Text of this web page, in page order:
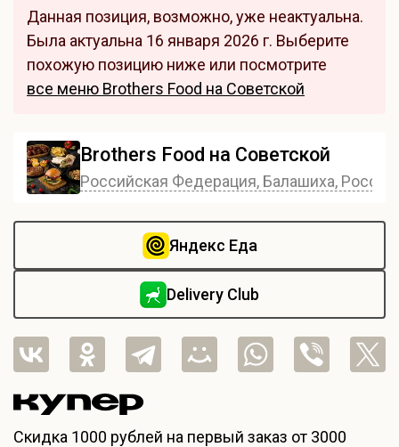
Данная позиция, возможно, уже неактуальна.
Была актуальна 16 января 2026 г. Выберите
похожую позицию ниже или посмотрите
все меню Brothers Food на Советской
Brothers Food на Советской
Российская Федерация, Балашиха,
Яндекс Еда
Delivery Club
Скидка 1000 рублей на первый заказ от 3000